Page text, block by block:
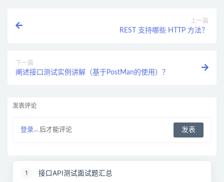
上一篇
REST 支持哪些 HTTP 方法？
下一篇
阐述接口测试实例讲解（基于PostMan的使用）？
发表评论
登录... 后才能评论
1 接口API测试面试题汇总